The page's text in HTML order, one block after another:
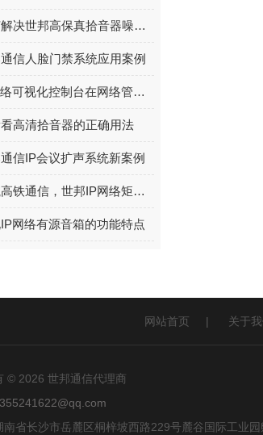
如何解决世邦高保真拾音器噪声过大的问题？
信人脸门禁系统应用案例
IP网络可视化控制台在网络管理中的重要性
高清拾音器的正确用法
信IP会议扩声系统新案例
护航高铁通信，世邦IP网络矩阵广播系统应用于东莞虎门站新站房
网络有源音箱的功能特点
网站首页 | 关于
© 2026 世邦通信代理商
南省长沙市岳麓区桐梓坡西路229号麓谷国际工业